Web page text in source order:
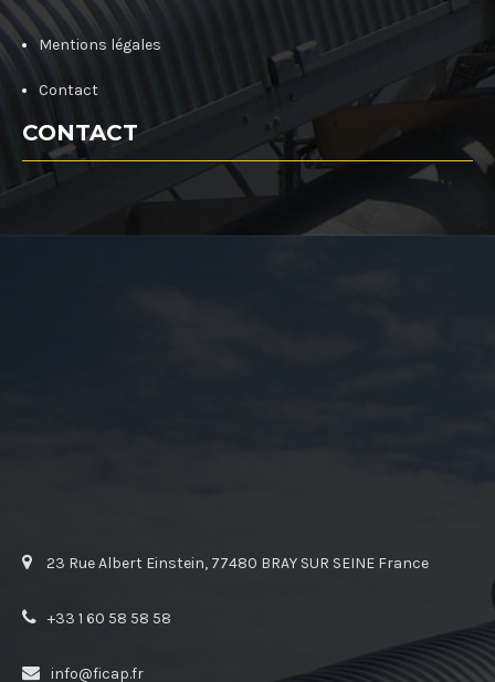
Mentions légales
Contact
CONTACT
23 Rue Albert Einstein, 77480 BRAY SUR SEINE France
+33 1 60 58 58 58
info@ficap.fr